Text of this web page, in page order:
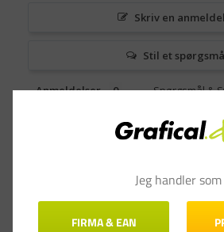
Skriv en
Stil et
Anmeldelser Spørgsmål &
Jeg handler som
FIRMA & EAN